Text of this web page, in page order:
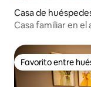
Casa de
Casa familiar en
Favorito entre
Favorito entre